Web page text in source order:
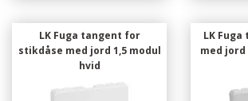
LK Fuga tangent for
stikdåse med jord 1,5 modul
hvid
LK
med jord